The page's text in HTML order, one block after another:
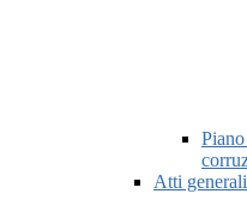
Atti generali